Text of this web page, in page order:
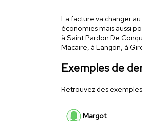
La facture va changer
économies mais aussi
à Saint Pardon De
Macaire, à Langon, à
Exemples de
Retrouvez des
Margot